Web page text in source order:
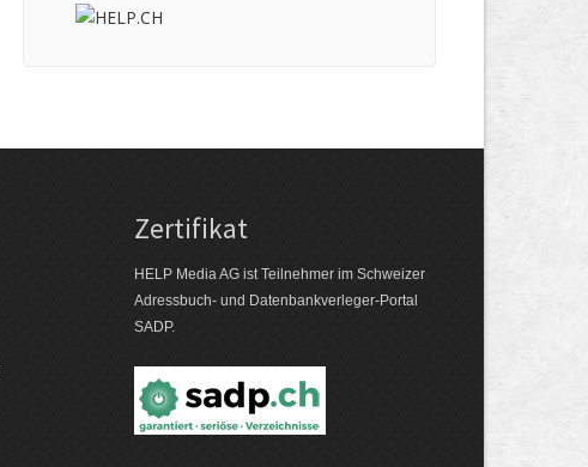
Zertifikat
HELP Media AG ist Teilnehmer im Schweizer
Adressbuch- und Datenbankverleger-Portal
SADP.